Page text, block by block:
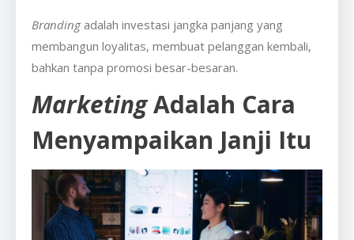
Branding adalah investasi jangka panjang yang
membangun loyalitas, membuat pelanggan kembali,
bahkan tanpa promosi besar-besaran.
MarketingAdalah Cara
Menyampaikan Janji Itu